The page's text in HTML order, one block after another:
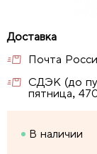
Почта
СДЭК (до
пятница,
В наличии